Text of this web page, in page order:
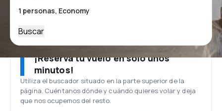
Buscar
¡Reserva tu vuelo en solo unos
minutos!
Utiliza el buscador situado en la parte superior de la
página. Cuéntanos dónde y cuándo quieres volar y deja
que nos ocupemos del resto.